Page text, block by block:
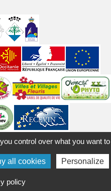
Plan du site
Contact
Politique de confidentialité
control over what you want to
all cookies Personalize
policy